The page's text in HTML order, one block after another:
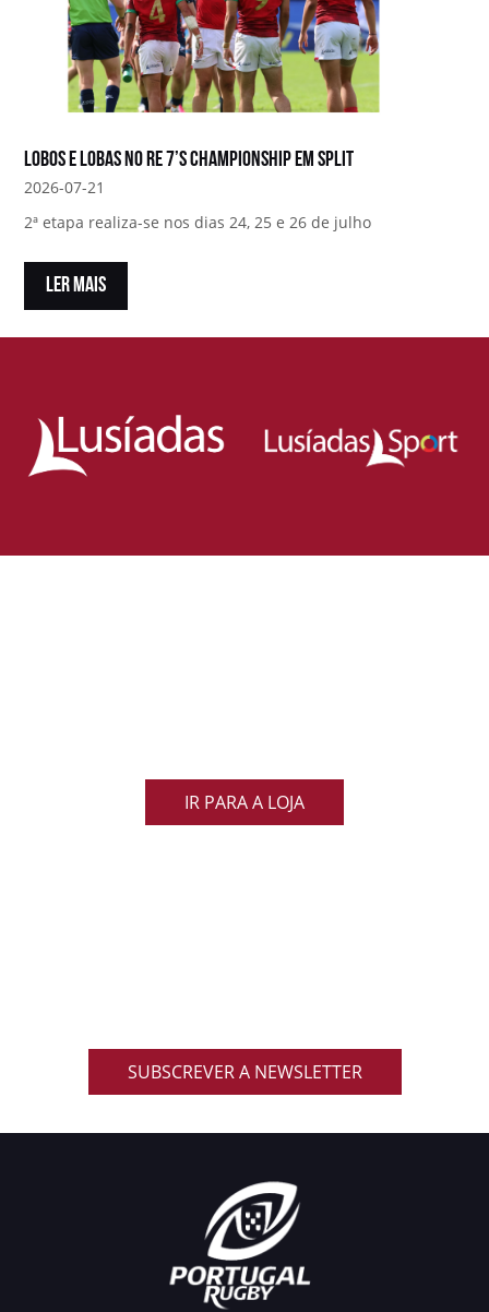
Lobos e Lobas no RE 7’s Championship em Split
2026-07-21
2ª etapa realiza-se nos dias 24, 25 e 26 de julho
LER MAIS
IR PARA A LOJA
SUBSCREVER A NEWSLETTER